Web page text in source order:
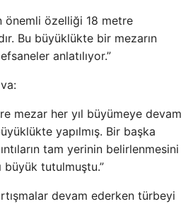
önemli özelliği 18 metre
Bu büyüklükte bir mezarın
anlatılıyor.”
mezar her yıl büyümeye devam
yapılmış. Bir başka
tam yerinin belirlenmesini
büyük tutulmuştu.”
devam ederken türbeyi